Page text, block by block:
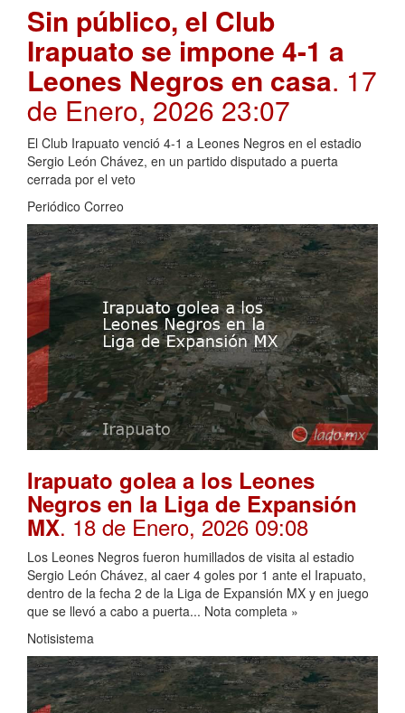
Sin público, el Club
Irapuato se impone 4-1 a
Leones Negros en casa. 17
de Enero, 2026 23:07
El Club Irapuato venció 4-1 a Leones Negros en el estadio
Sergio León Chávez, en un partido disputado a puerta
cerrada por el veto
Periódico Correo
Irapuato golea a los Leones
Negros en la Liga de Expansión
MX. 18 de Enero, 2026 09:08
Los Leones Negros fueron humillados de visita al estadio
Sergio León Chávez, al caer 4 goles por 1 ante el Irapuato,
dentro de la fecha 2 de la Liga de Expansión MX y en juego
que se llevó a cabo a puerta... Nota completa »
Notisistema